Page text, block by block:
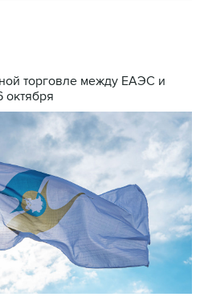
торговле между ЕАЭС и
октября